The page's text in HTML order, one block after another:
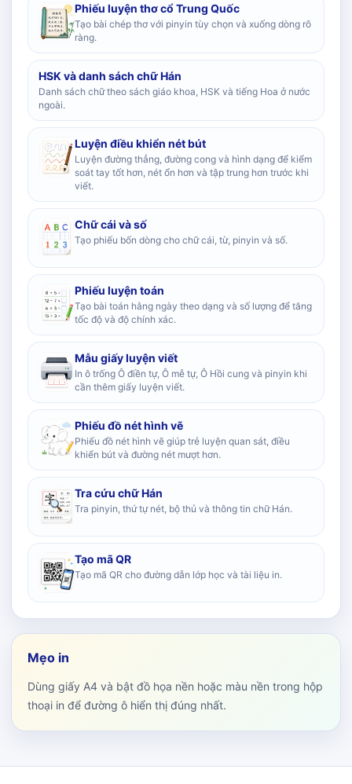
Phiếu luyện thơ cổ Trung Quốc
Tạo bài chép thơ với pinyin tùy chọn và xuống dòng rõ
ràng.
HSK và danh sách chữ Hán
Danh sách chữ theo sách giáo khoa, HSK và tiếng Hoa ở nước
ngoài.
Luyện điều khiển nét bút
Luyện đường thẳng, đường cong và hình dạng để kiểm
soát tay tốt hơn, nét ổn hơn và tập trung hơn trước khi
viết.
Chữ cái và số
Tạo phiếu bốn dòng cho chữ cái, từ, pinyin và số.
Phiếu luyện toán
Tạo bài toán hằng ngày theo dạng và số lượng để tăng
tốc độ và độ chính xác.
Mẫu giấy luyện viết
In ô trống Ô điền tự, Ô mễ tự, Ô Hồi cung và pinyin khi
cần thêm giấy luyện viết.
Phiếu đồ nét hình vẽ
Phiếu đồ nét hình vẽ giúp trẻ luyện quan sát, điều
khiển bút và đường nét mượt hơn.
Tra cứu chữ Hán
Tra pinyin, thứ tự nét, bộ thủ và thông tin chữ Hán.
Tạo mã QR
Tạo mã QR cho đường dẫn lớp học và tài liệu in.
Mẹo in
Dùng giấy A4 và bật đồ họa nền hoặc màu nền trong hộp
thoại in để đường ô hiển thị đúng nhất.